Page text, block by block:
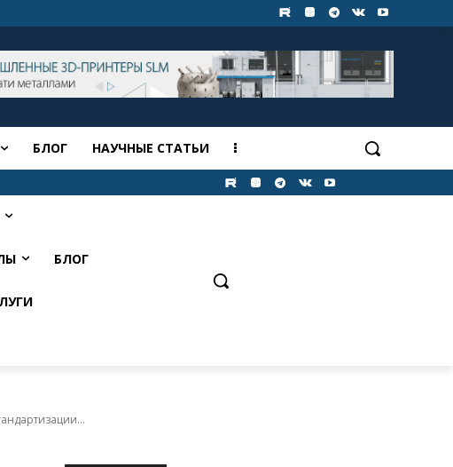
БЛОГ НАУЧНЫЕ СТАТЬИ
БЛОГ